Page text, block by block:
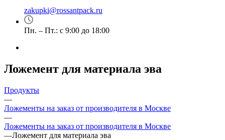
zakupki@rossantpack.ru
Пн. – Пт.: с 9:00 до 18:00
Ложемент для материала эва
Продукты
—
Ложементы на заказ от производителя в Москве
—
Ложементы на заказ от производителя в Москве
—Ложемент для материала эва